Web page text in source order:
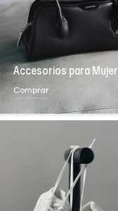
Accesorios para Mujer
Comprar